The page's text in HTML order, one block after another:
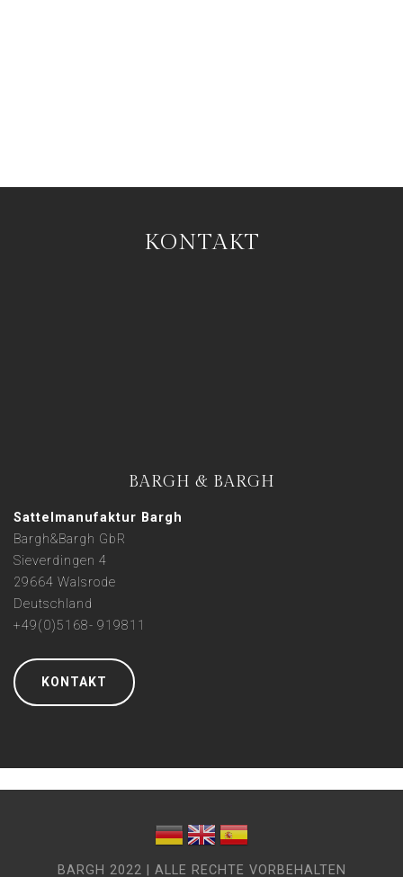
KONTAKT
BARGH & BARGH
Sattelmanufaktur Bargh
Bargh&Bargh GbR
Sieverdingen 4
29664 Walsrode
Deutschland
+49(0)5168- 919811
KONTAKT
BARGH 2022 | ALLE RECHTE VORBEHALTEN